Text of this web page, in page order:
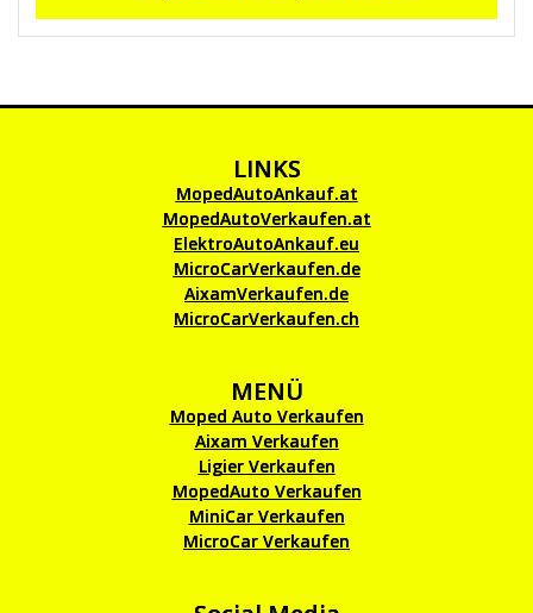
LINKS
MopedAutoAnkauf.at
MopedAutoVerkaufen.at
ElektroAutoAnkauf.eu
MicroCarVerkaufen.de
AixamVerkaufen.de
MicroCarVerkaufen.ch
MENÜ
Moped Auto Verkaufen
Aixam Verkaufen
Ligier Verkaufen
MopedAuto Verkaufen
MiniCar Verkaufen
MicroCar Verkaufen